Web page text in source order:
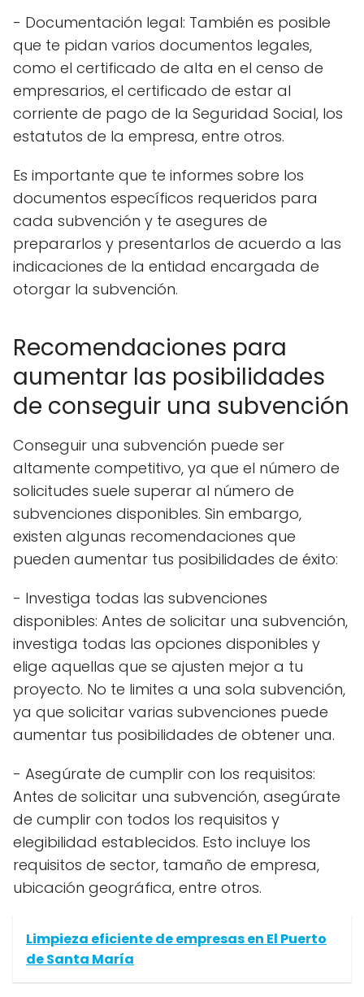
- Documentación legal: También es posible
que te pidan varios documentos legales,
como el certificado de alta en el censo de
empresarios, el certificado de estar al
corriente de pago de la Seguridad Social, los
estatutos de la empresa, entre otros.
Es importante que te informes sobre los
documentos específicos requeridos para
cada subvención y te asegures de
prepararlos y presentarlos de acuerdo a las
indicaciones de la entidad encargada de
otorgar la subvención.
Recomendaciones para
aumentar las posibilidades
de conseguir una subvención
Conseguir una subvención puede ser
altamente competitivo, ya que el número de
solicitudes suele superar al número de
subvenciones disponibles. Sin embargo,
existen algunas recomendaciones que
pueden aumentar tus posibilidades de éxito:
- Investiga todas las subvenciones
disponibles: Antes de solicitar una subvención,
investiga todas las opciones disponibles y
elige aquellas que se ajusten mejor a tu
proyecto. No te limites a una sola subvención,
ya que solicitar varias subvenciones puede
aumentar tus posibilidades de obtener una.
- Asegúrate de cumplir con los requisitos:
Antes de solicitar una subvención, asegúrate
de cumplir con todos los requisitos y
elegibilidad establecidos. Esto incluye los
requisitos de sector, tamaño de empresa,
ubicación geográfica, entre otros.
Limpieza eficiente de empresas en El Puerto
de Santa María